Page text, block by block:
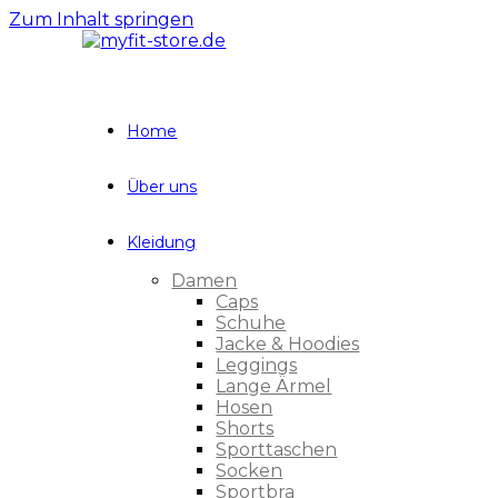
Zum Inhalt springen
Home
Über uns
Kleidung
Damen
Caps
Schuhe
Jacke & Hoodies
Leggings
Lange Ärmel
Hosen
Shorts
Sporttaschen
Socken
Sportbra